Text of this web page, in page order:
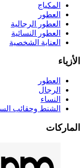
المكياج
العطور
العطور الرجالية
العطور النسائية
العناية الشخصية
الأزياء
العطور
الرجال
النساء
الشنط وحقائب
الماركات